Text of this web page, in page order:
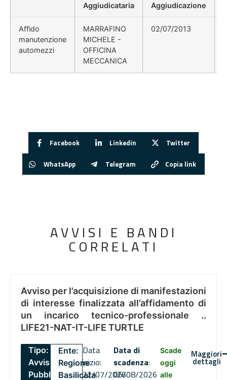
Aggiudicataria
Aggiudicazione
Affido
manutenzione
automezzi
MARRAFINO
MICHELE -
OFFICINA
MECCANICA
02/07/2013
Facebook Linkedin Twitter
WhatsApp Telegram Copia link
AVVISI E BANDI
CORRELATI
Avviso per l’acquisizione di manifestazioni
di interesse finalizzata all’affidamento di
un incarico tecnico-professionale ..
LIFE21-NAT-IT-LIFE TURTLE
Tipo:
Avviso
Pubblico
Ente:
Regione
Basilicata
Data
inizio:
22/07/2026
Data di
scadenza:
06/08/2026
Scade
oggi
alle
Maggiori
dettagli